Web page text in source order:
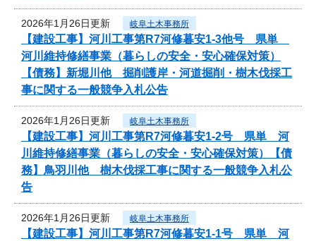
2026年1月26日更新 岐阜土木事務所
【建設工事】河川工事第R7河修暮安1-3他号 県単
河川維持修繕事業（暮らしの安全・安心確保対策）
【債務】新堀川他 掘削護岸・河道掘削・樹木伐採工
事に関する一般競争入札公告
2026年1月26日更新 岐阜土木事務所
【建設工事】河川工事第R7河修暮安1-2号 県単 河
川維持修繕事業（暮らしの安全・安心確保対策）【債
務】鳥羽川他 樹木伐採工事に関する一般競争入札公
告
2026年1月26日更新 岐阜土木事務所
【建設工事】河川工事第R7河修暮安1-1号 県単 河